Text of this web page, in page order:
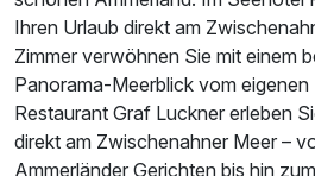
Ihren Urlaub direkt am
Zimmer verwöhnen Sie mit einem
Panorama-Meerblick vom
Restaurant Graf Luckner erleben
direkt am Zwischenahner Meer –
Ammerländer Gerichten bis hin